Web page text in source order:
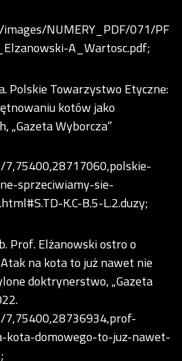
NUMERY_PDF/071/PF
A_Wartosc.pdf;
Polskie Towarzystwo Etyczne:
kotów jako
„Gazeta Wyborcza”
sprzeciwiamy-sie-
K.C-B.5-L.2.duzy;
Prof. Elżanowski ostro o
na kota to już nawet nie
doktrynerstwo, „Gazeta
kota-domowego-to-juz-nawet-